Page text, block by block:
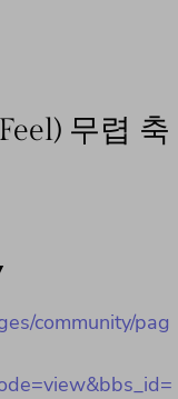
무렵 축
community/pag